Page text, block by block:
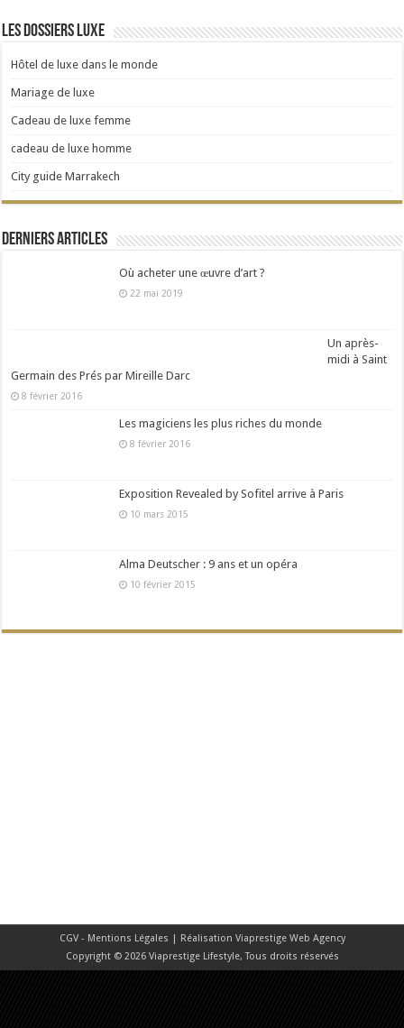
Les dossiers luxe
Hôtel de luxe dans le monde
Mariage de luxe
Cadeau de luxe femme
cadeau de luxe homme
City guide Marrakech
Derniers articles
Où acheter une œuvre d’art ?
22 mai 2019
Un après-
midi à Saint
Germain des Prés par Mireille Darc
8 février 2016
Les magiciens les plus riches du monde
8 février 2016
Exposition Revealed by Sofitel arrive à Paris
10 mars 2015
Alma Deutscher : 9 ans et un opéra
10 février 2015
CGV - Mentions Légales | Réalisation Viaprestige Web Agency
Copyright © 2026 Viaprestige Lifestyle, Tous droits réservés